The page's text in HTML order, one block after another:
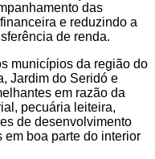
das
e reduzindo a
de renda.
municípios da região do
Jardim do Seridó e
em razão da
pecuária leiteira,
de desenvolvimento
em boa parte do interior